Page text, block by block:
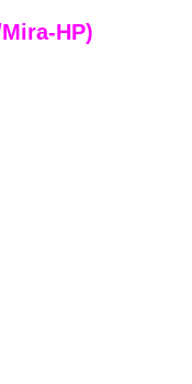
HP)